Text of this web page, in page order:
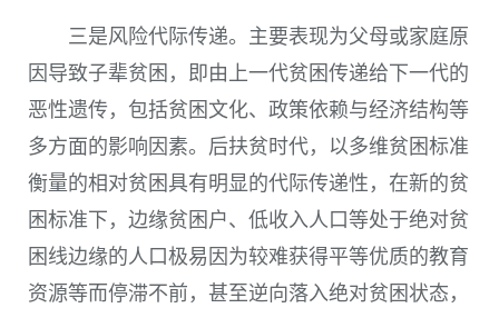
三是风险代际传递。 主要表现为父母或家庭原
因导致子辈贫困，即由上一代贫困传递给下一代的
恶性遗传，包括贫困文化、政策依赖与经济结构等
多方面的影响因素。后扶贫时代，以多维贫困标准
衡量的相对贫困具有明显的代际传递性，在新的贫
困标准下，边缘贫困户、低收入人口等处于绝对贫
困线边缘的人口极易因为较难获得平等优质的教育
资源等而停滞不前，甚至逆向落入绝对贫困状态，